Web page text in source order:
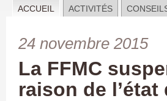
ACCUEIL ACTIVITÉS
24 novembre 2015
La FFMC
raison de l’état